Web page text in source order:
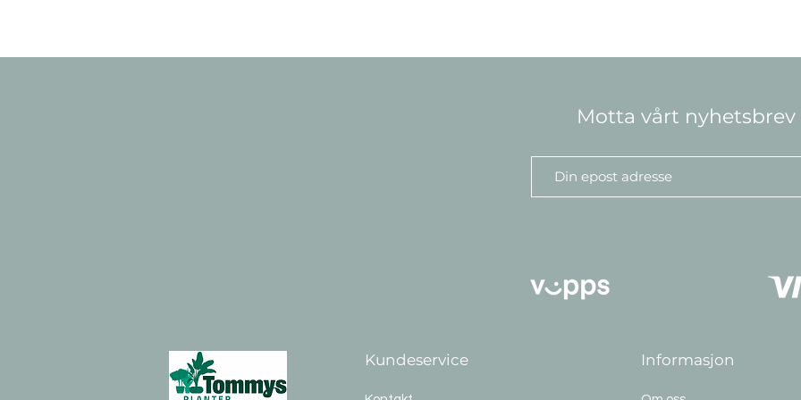
Kundeservice Informasjon
Motta vårt nyhetsbrev